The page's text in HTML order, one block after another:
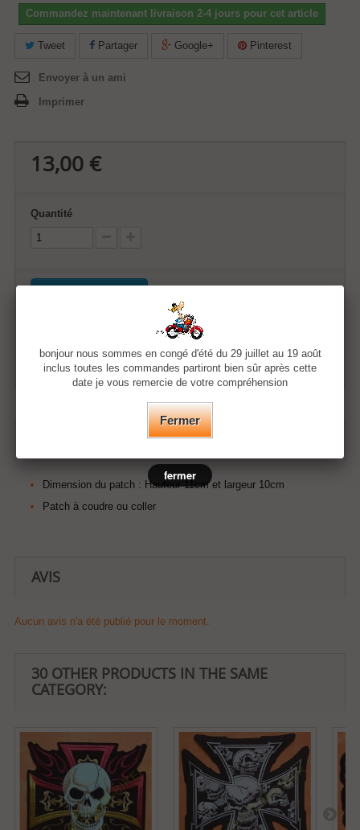
Commandez maintenant livraison 2-4 jours pour cet article
Tweet Partager Google+ Pinterest
Envoyer à un ami
Imprimer
13,00 €
Quantité
Dimension du patch : Hauteur 11cm et largeur 10cm
Patch à coudre ou coller
AVIS
Aucun avis n'a été publié pour le moment.
30 OTHER PRODUCTS IN THE SAME
CATEGORY:
bonjour nous sommes en congé d'été du 29 juillet au 19 août
inclus toutes les commandes partiront bien sûr après cette
date je vous remercie de votre compréhension
Fermer
fermer